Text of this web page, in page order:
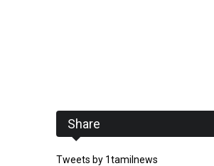
Share
Tweets by 1tamilnews